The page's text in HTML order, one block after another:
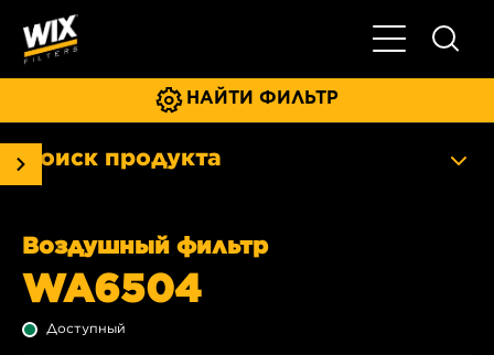
Главное
НАЙТИ ФИЛЬТР
Поиск продукта
Воздушный фильтр
WA6504
Доступный